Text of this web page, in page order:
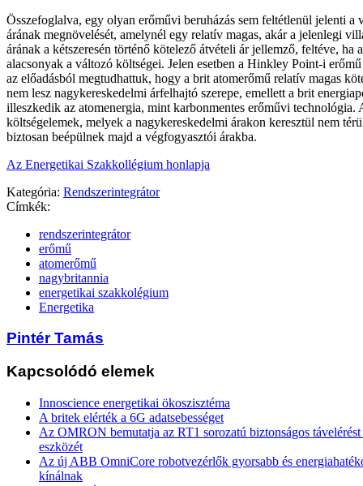
Összefoglalva, egy olyan erőművi beruházás sem feltétlenül jelenti a
árának megnövelését, amelynél egy relatív magas, akár a jelenlegi
árának a kétszeresén történő kötelező átvételi ár jellemző, feltéve, ha
alacsonyak a változó költségei. Jelen esetben a Hinkley Point-i
az előadásból megtudhattuk, hogy a brit atomerőmű relatív magas
nem lesz nagykereskedelmi árfelhajtó szerepe, emellett a brit
illeszkedik az atomenergia, mint karbonmentes erőművi technológia.
költségelemek, melyek a nagykereskedelmi árakon keresztül nem
biztosan beépülnek majd a végfogyasztói árakba.
Az Energetikai Szakkollégium honlapja
Kategória: Rendszerintegrátor
Címkék:
rendszerintegrátor
erőmű
atomerőmű
nagybritannia
energetikai szakkolégium
Energetika
Pintér Tamás
Kapcsolódó elemek
Innoscience energetikai ökoszisztéma
A britek elérték a 6G adatsebességet
Az OMRON bemutatja az RT1 sorozatú biztonságos
eszközét
Az új ABB OmniCore robotvezérlők gyorsabb és
kínálnak